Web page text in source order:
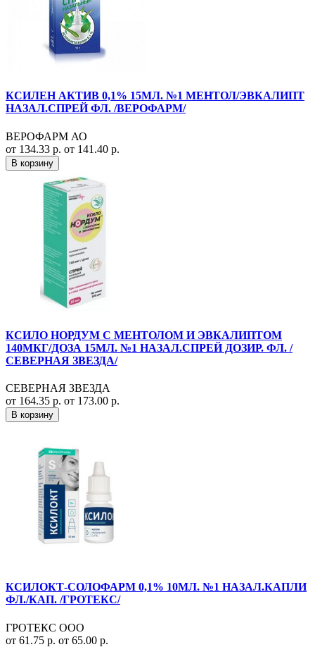
КСИЛЕН АКТИВ 0,1% 15МЛ. №1 МЕНТОЛ/ЭВКАЛИПТ
НАЗАЛ.СПРЕЙ ФЛ. /ВЕРОФАРМ/
ВЕРОФАРМ АО
от 134.33 р. от 141.40 р.
В корзину
КСИЛО НОРДУМ С МЕНТОЛОМ И ЭВКАЛИПТОМ
140МКГ/ДОЗА 15МЛ. №1 НАЗАЛ.СПРЕЙ ДОЗИР. ФЛ. /
СЕВЕРНАЯ ЗВЕЗДА/
СЕВЕРНАЯ ЗВЕЗДА
от 164.35 р. от 173.00 р.
В корзину
КСИЛОКТ-СОЛОФАРМ 0,1% 10МЛ. №1 НАЗАЛ.КАПЛИ
ФЛ./КАП. /ГРОТЕКС/
ГРОТЕКС ООО
от 61.75 р. от 65.00 р.